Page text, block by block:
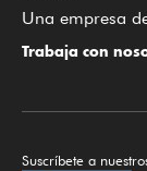
Una empresa
Trabaja con
Suscríbete a